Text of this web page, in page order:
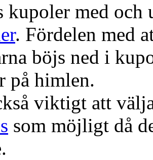
kupoler med och
. Fördelen med
böjs ned i
på himlen.
viktigt att
som möjligt då